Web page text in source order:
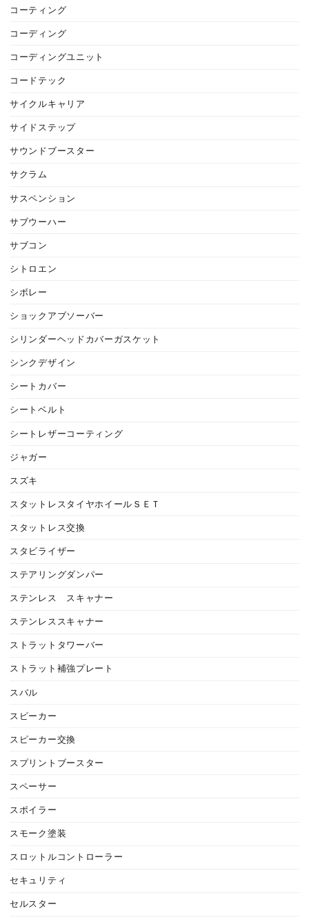
コーティング
コーディング
コーディングユニット
コードテック
サイクルキャリア
サイドステップ
サウンドブースター
サクラム
サスペンション
サブウーハー
サブコン
シトロエン
シボレー
ショックアブソーバー
シリンダーヘッドカバーガスケット
シンクデザイン
シートカバー
シートベルト
シートレザーコーティング
ジャガー
スズキ
スタットレスタイヤホイールＳＥＴ
スタットレス交換
スタビライザー
ステアリングダンパー
ステンレス スキャナー
ステンレススキャナー
ストラットタワーバー
ストラット補強プレート
スバル
スピーカー
スピーカー交換
スプリントブースター
スペーサー
スポイラー
スモーク塗装
スロットルコントローラー
セキュリティ
セルスター